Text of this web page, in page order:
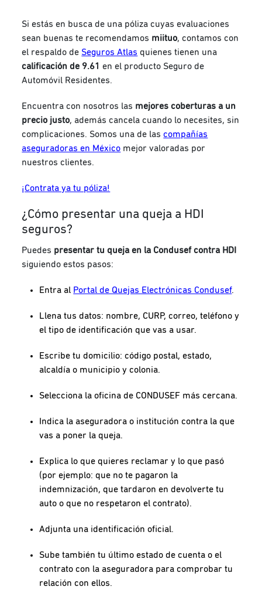
Si estás en busca de una póliza cuyas evaluaciones
sean buenas te recomendamos miituo, contamos con
el respaldo de Seguros Atlas quienes tienen una
calificación de 9.61 en el producto Seguro de
Automóvil Residentes.
Encuentra con nosotros las mejores coberturas a un
precio justo, además cancela cuando lo necesites, sin
complicaciones. Somos una de lascompañías
aseguradoras en México mejor valoradas por
nuestros clientes.
¡Contrata ya tu póliza!
¿Cómo presentar una queja a HDI
seguros?
Puedes presentar tu queja en la Condusef contra HDI
siguiendo estos pasos:
Entra al Portal de Quejas Electrónicas Condusef.
Llena tus datos: nombre, CURP, correo, teléfono y
el tipo de identificación que vas a usar.
Escribe tu domicilio: código postal, estado,
alcaldía o municipio y colonia.
Selecciona la oficina de CONDUSEF más cercana.
Indica la aseguradora o institución contra la que
vas a poner la queja.
Explica lo que quieres reclamar y lo que pasó
(por ejemplo: que no te pagaron la
indemnización, que tardaron en devolverte tu
auto o que no respetaron el contrato).
Adjunta una identificación oficial.
Sube también tu último estado de cuenta o el
contrato con la aseguradora para comprobar tu
relación con ellos.